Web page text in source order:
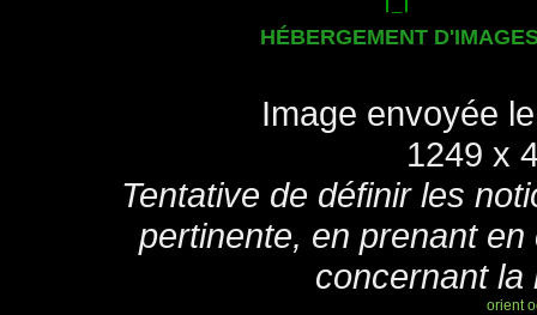
HÉBERGEMENT
Image envoyée
1249 x
Tentative de définir les
pertinente, en prenant
concernant la
orient